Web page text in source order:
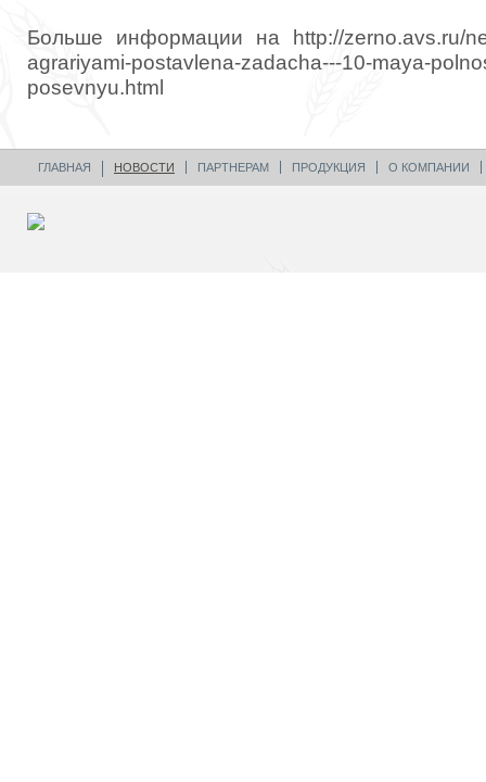
Больше информации на http://zerno.avs.ru/
agrariyami-postavlena-zadacha---10-maya-
posevnyu.html
ГЛАВНАЯ НОВОСТИ ПАРТНЕРАМ ПРОДУКЦИЯ О КОМПАНИИ